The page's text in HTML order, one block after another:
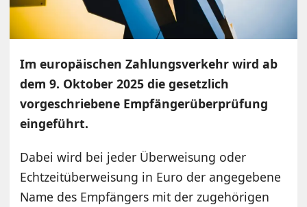
Im europäischen Zahlungsverkehr wird ab
dem 9. Oktober 2025 die gesetzlich
vorgeschriebene Empfängerüberprüfung
eingeführt.
Dabei wird bei jeder Überweisung oder
Echtzeitüberweisung in Euro der angegebene
Name des Empfängers mit der zugehörigen